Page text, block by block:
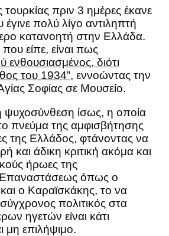
πριν 3 ημέρες έκανε
πολύ λίγο αντιληπτή
κατανοητή στην Ελλάδα.
είπε, είναι πως
ενθουσιασμένος, διότι
του 1934”, εννοώντας την
Σοφίας σε Μουσείο.
ψυχοσύνθεση ίσως, η οποία
πνεύμα της αμφισβήτησης
της Ελλάδος, φτάνοντας να
και άδικη κριτική ακόμα και
ήρωες της
όπως ο
ο Καραϊσκάκης, το να
πολιτικός στα
ηγετών είναι κάτι
μη επιλήψιμο.